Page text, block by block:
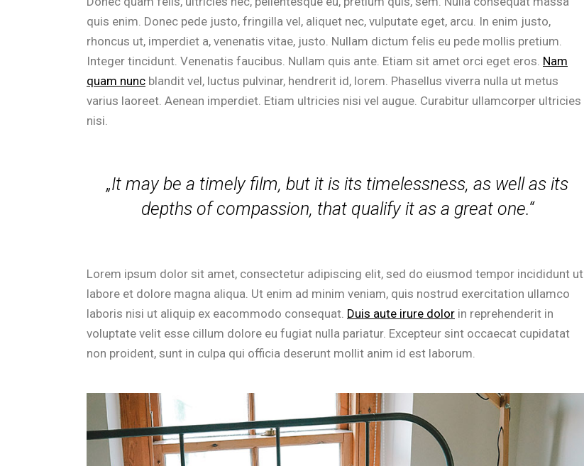
quis enim. Donec pede justo, fringilla vel, aliquet nec, vulputate eget, arcu. In enim justo,
rhoncus ut, imperdiet a, venenatis vitae, justo. Nullam dictum felis eu pede mollis pretium.
Integer tincidunt. Venenatis faucibus. Nullam quis ante. Etiam sit amet orci eget eros. Nam
quam nunc blandit vel, luctus pulvinar, hendrerit id, lorem. Phasellus viverra nulla ut metus
varius laoreet. Aenean imperdiet. Etiam ultricies nisi vel augue. Curabitur ullamcorper ultricies
nisi.
„It may be a timely film, but it is its timelessness, as well as its
depths of compassion, that qualify it as a great one.“
Lorem ipsum dolor sit amet, consectetur adipiscing elit, sed do eiusmod tempor incididunt ut
labore et dolore magna aliqua. Ut enim ad minim veniam, quis nostrud exercitation ullamco
laboris nisi ut aliquip ex eacommodo consequat. Duis aute irure dolor in reprehenderit in
voluptate velit esse cillum dolore eu fugiat nulla pariatur. Excepteur sint occaecat cupidatat
non proident, sunt in culpa qui officia deserunt mollit anim id est laborum.